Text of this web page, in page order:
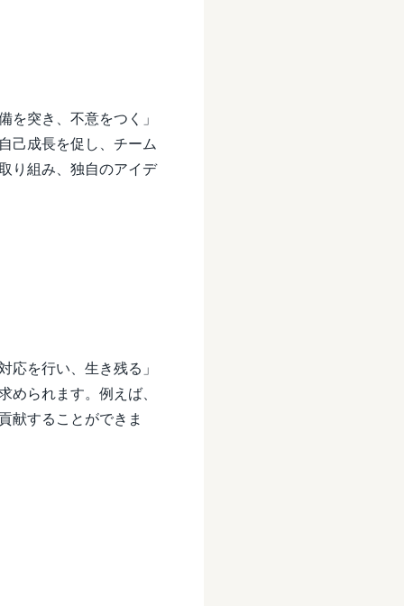
突き、不意をつく」
己成長を促し、チーム
り組み、独自のアイデ
を行い、生き残る」
られます。例えば、
献することができま